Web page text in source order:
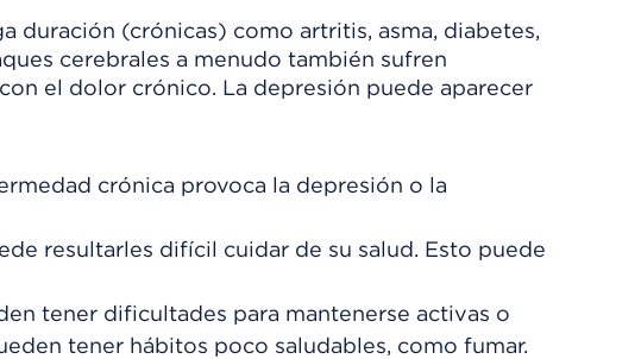
duración (crónicas) como artritis, asma, diabetes,
cerebrales a menudo también sufren
el dolor crónico. La depresión puede aparecer
crónica provoca la depresión o la
resultarles difícil cuidar de su salud. Esto puede
tener dificultades para mantenerse activas o
tener hábitos poco saludables, como fumar.